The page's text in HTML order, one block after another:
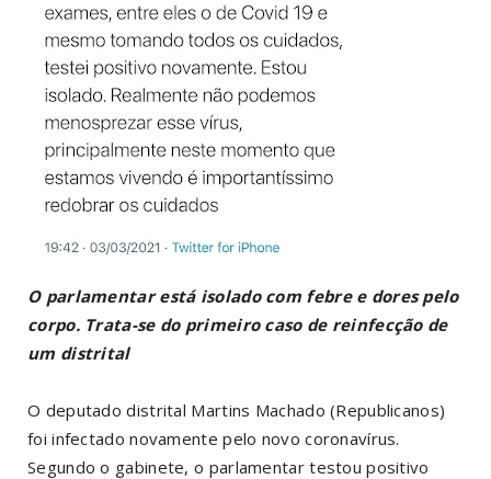
O parlamentar está isolado com febre e dores pelo
corpo. Trata-se do primeiro caso de reinfecção de
um distrital
O deputado distrital Martins Machado (Republicanos)
foi infectado novamente pelo novo coronavírus.
Segundo o gabinete, o parlamentar testou positivo